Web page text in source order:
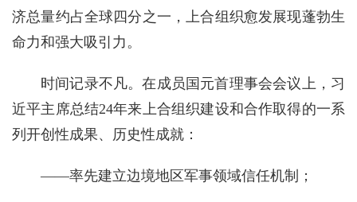
济总量约占全球四分之一，上合组织愈发展现蓬勃生
命力和强大吸引力。
时间记录不凡。在成员国元首理事会会议上，习
近平主席总结24年来上合组织建设和合作取得的一系
列开创性成果、历史性成就：
——率先建立边境地区军事领域信任机制；